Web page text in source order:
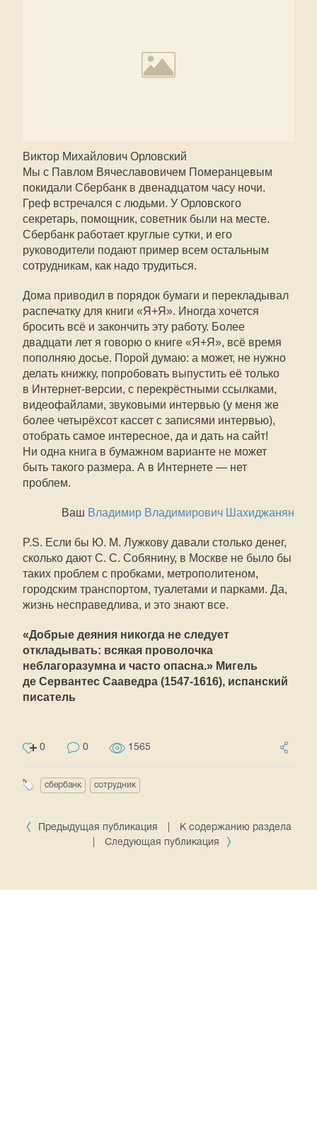
Виктор Михайлович Орловский
Мы с Павлом Вячеславовичем Померанцевым
покидали Сбербанк в двенадцатом часу ночи.
Греф встречался с людьми. У Орловского
секретарь, помощник, советник были на месте.
Сбербанк работает круглые сутки, и его
руководители подают пример всем остальным
сотрудникам, как надо трудиться.
Дома приводил в порядок бумаги и перекладывал
распечатку для книги «Я+Я». Иногда хочется
бросить всё и закончить эту работу. Более
двадцати лет я говорю о книге «Я+Я», всё время
пополняю досье. Порой думаю: а может, не нужно
делать книжку, попробовать выпустить её только
в Интернет-версии, с перекрёстными ссылками,
видеофайлами, звуковыми интервью (у меня же
более четырёхсот кассет с записями интервью),
отобрать самое интересное, да и дать на сайт!
Ни одна книга в бумажном варианте не может
быть такого размера. А в Интернете — нет
проблем.
Ваш Владимир Владимирович Шахиджанян
P.S. Если бы Ю. М. Лужкову давали столько денег,
сколько дают С. С. Собянину, в Москве не было бы
таких проблем с пробками, метрополитеном,
городским транспортом, туалетами и парками. Да,
жизнь несправедлива, и это знают все.
«Добрые деяния никогда не следует
откладывать: всякая проволочка
неблагоразумна и часто опасна.» Мигель
де Сервантес Сааведра (1547-1616), испанский
писатель
0 0 1565
сбербанк сотрудник
Предыдущая публикация
К содержанию раздела
Следующая публикация